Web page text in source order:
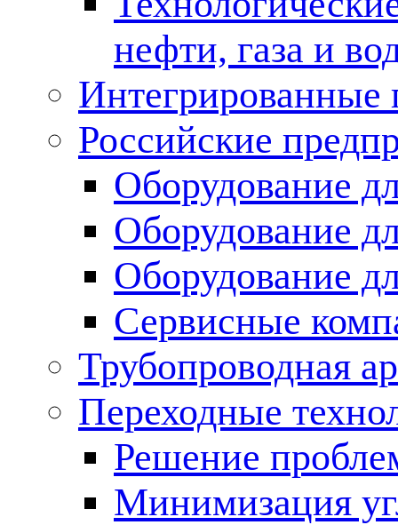
нефти, газа и
Российские
Оборудование
Оборудование
Оборудование
Сервисные
Трубопроводная
Переходные
Решение
Минимизация